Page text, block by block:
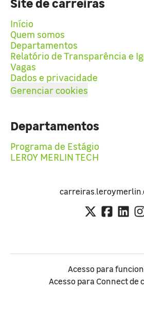
Início
Quem somos
Departamentos
Relatório de Transparência e
Vagas
Dados e privacidade
Gerenciar cookies
Departamentos
Programa de Estágio
LEROY MERLIN TECH
Acesso para
Acesso para Connect de